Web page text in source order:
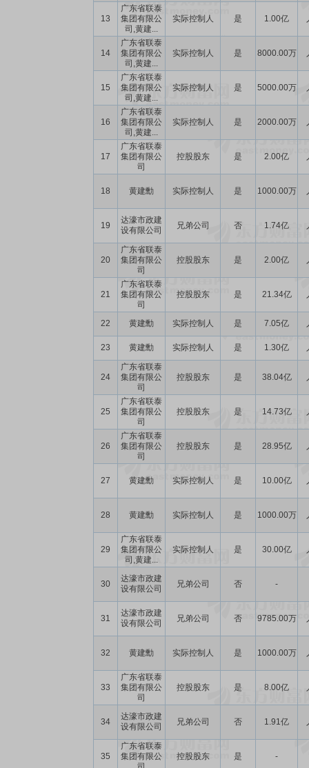
13
广东省联泰
集团有限公
司,黄建...
实际控制人 是 1.00亿
14
广东省联泰
集团有限公
司,黄建...
实际控制人 是 8000.00万
15
广东省联泰
集团有限公
司,黄建...
实际控制人 是 5000.00万
16
广东省联泰
集团有限公
司,黄建...
实际控制人 是 2000.00万
17
广东省联泰
集团有限公
司
控股股东 是 2.00亿
18 黄建勳 实际控制人 是 1000.00万
19
达濠市政建
设有限公司
兄弟公司 否 1.74亿
20
广东省联泰
集团有限公
司
控股股东 是 2.00亿
21
广东省联泰
集团有限公
司
控股股东 是 21.34亿
22 黄建勳 实际控制人 是 7.05亿
23 黄建勳 实际控制人 是 1.30亿
24
广东省联泰
集团有限公
司
控股股东 是 38.04亿
25
广东省联泰
集团有限公
司
控股股东 是 14.73亿
26
广东省联泰
集团有限公
司
控股股东 是 28.95亿
27 黄建勳 实际控制人 是 10.00亿
28 黄建勳 实际控制人 是 1000.00万
29
广东省联泰
集团有限公
司,黄建...
实际控制人 是 30.00亿
30
达濠市政建
设有限公司
兄弟公司 否 -
31
达濠市政建
设有限公司
兄弟公司 否 9785.00万
32 黄建勳 实际控制人 是 1000.00万
33
广东省联泰
集团有限公
司
控股股东 是 8.00亿
34
达濠市政建
设有限公司
兄弟公司 否 1.91亿
35
广东省联泰
集团有限公
控股股东 是 -